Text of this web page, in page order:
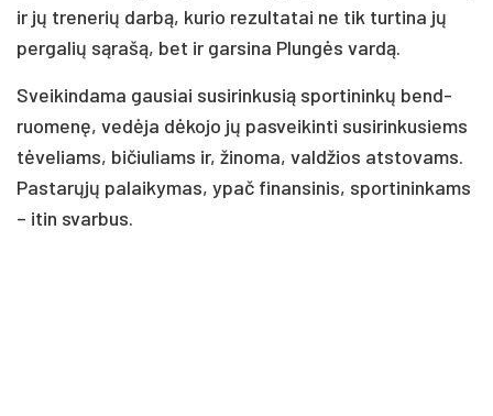
ir jų tre­ne­rių dar­bą, ku­rio re­zul­ta­tai ne tik tur­ti­na jų
per­ga­lių są­ra­šą, bet ir gar­si­na Plun­gės var­dą.
Svei­kin­da­ma gau­siai su­si­rin­ku­sią spor­ti­nin­kų bend­
ruo­me­nę, ve­dė­ja dė­ko­jo jų pa­svei­kin­ti su­si­rin­ku­siems
tė­ve­liams, bi­čiu­liams ir, ži­no­ma, val­džios at­sto­vams.
Pas­ta­rų­jų pa­lai­ky­mas, ypač fi­nan­si­nis, spor­ti­nin­kams
– itin svar­bus.